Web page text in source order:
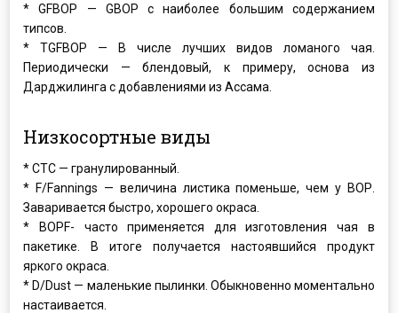
* GFBOP — GBOP с наиболее большим содержанием
типсов.
* TGFBOP — В числе лучших видов ломаного чая.
Периодически — блендовый, к примеру, основа из
Дарджилинга с добавлениями из Ассама.
Низкосортные виды
* CTC — гранулированный.
* F/Fannings — величина листика поменьше, чем у ВОР.
Заваривается быстро, хорошего окраса.
* BOPF- часто применяется для изготовления чая в
пакетике. В итоге получается настоявшийся продукт
яркого окраса.
* D/Dust — маленькие пылинки. Обыкновенно моментально
настаивается.